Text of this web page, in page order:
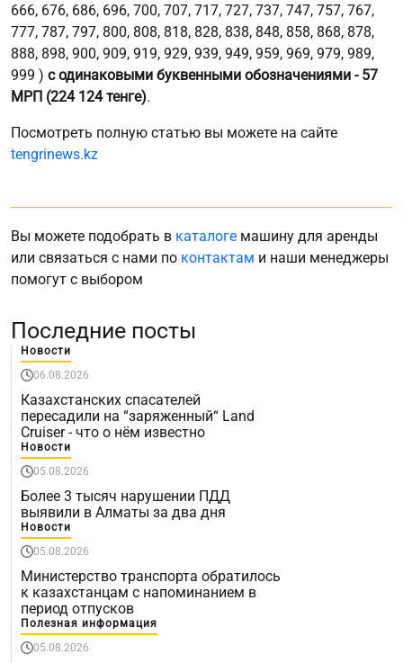
666, 676, 686, 696, 700, 707, 717, 727, 737, 747, 757, 767,
777, 787, 797, 800, 808, 818, 828, 838, 848, 858, 868, 878,
888, 898, 900, 909, 919, 929, 939, 949, 959, 969, 979, 989,
999 ) с одинаковыми буквенными обозначениями - 57
МРП (224 124 тенге).
Посмотреть полную статью вы можете на сайте
tengrinews.kz
Вы можете подобрать в каталоге машину для аренды
или связаться с нами по контактам и наши менеджеры
помогут с выбором
Последние посты
Новости
06.08.2026
Казахстанских спасателей
пересадили на “заряженный“ Land
Cruiser - что о нём известно
Новости
05.08.2026
Более 3 тысяч нарушении ПДД
выявили в Алматы за два дня
Новости
05.08.2026
Министерство транспорта обратилось
к казахстанцам с напоминанием в
период отпусков
Полезная информация
05.08.2026